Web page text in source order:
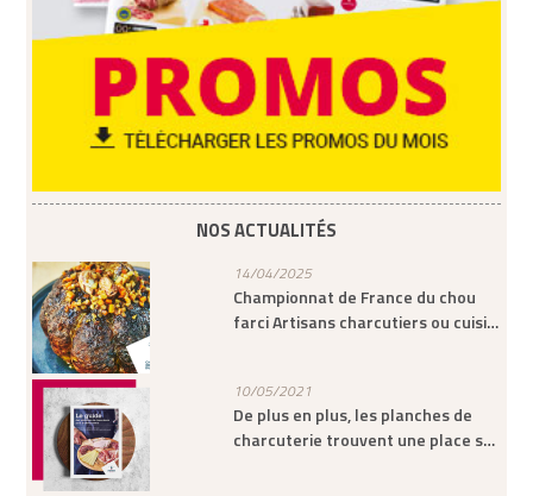
NOS ACTUALITÉS
14/04/2025
Championnat de France du chou
farci Artisans charcutiers ou cuisi…
10/05/2021
De plus en plus, les planches de
charcuterie trouvent une place s…